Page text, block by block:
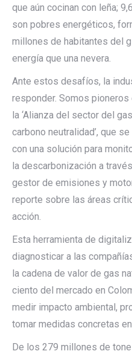
que aún cocinan con leña;
son pobres energéticos,
millones de habitantes del
energía que una nevera.
Ante estos desafíos, la
responder. Somos pioneros
la ‘Alianza del sector del
carbono neutralidad’, que
con una solución para
la descarbonización a
gestor de emisiones y
reporte sobre las áreas
acción.
Esta herramienta de
diagnosticar a las
la cadena de valor de gas
ciento del mercado en
medir impacto ambiental,
tomar medidas concretas
De los 279 millones de